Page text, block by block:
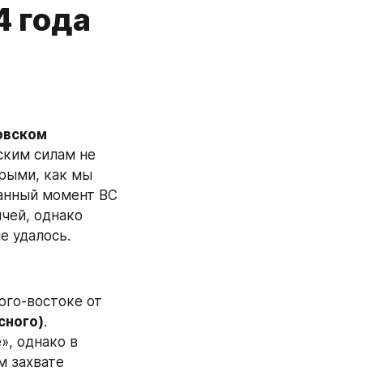
года
силам не
как мы
момент ВС
однако
удалось.
.
однако в
захвате